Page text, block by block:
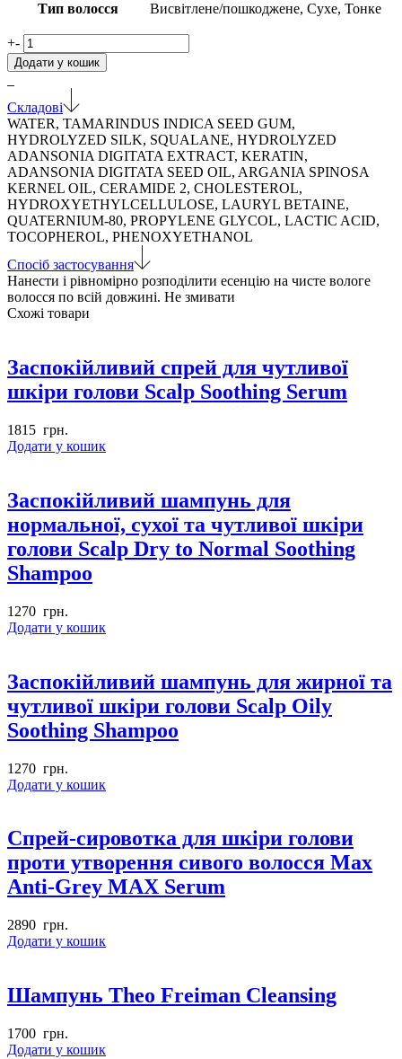
Тип волосся Висвітлене/пошкоджене, Сухе, Тонке
+- Відновлююча
есенція
для
тонкого,
пошкодженого
волосся
Restorative
Blowout
Primer
Fine
Hair
кількість
Додати у кошик
Складові
WATER, TAMARINDUS INDICA SEED GUM,
HYDROLYZED SILK, SQUALANE, HYDROLYZED
ADANSONIA DIGITATA EXTRACT, KERATIN,
ADANSONIA DIGITATA SEED OIL, ARGANIA SPINOSA
KERNEL OIL, CERAMIDE 2, CHOLESTEROL,
HYDROXYETHYLCELLULOSE, LAURYL BETAINE,
QUATERNIUM-80, PROPYLENE GLYCOL, LACTIC ACID,
TOCOPHEROL, PHENOXYETHANOL
Спосіб застосування
Нанести і рівномірно розподілити есенцію на чисте вологе
волосся по всій довжині. Не змивати
Схожі товари
Заспокійливий спрей для чутливої
шкіри голови Scalp Soothing Serum
1815 грн.
Додати у кошик
Заспокійливий шампунь для
нормальної, сухої та чутливої шкіри
голови Scalp Dry to Normal Soothing
Shampoo
1270 грн.
Додати у кошик
Заспокійливий шампунь для жирної та
чутливої шкіри голови Scalp Oily
Soothing Shampoo
1270 грн.
Додати у кошик
Спрей-сировотка для шкіри голови
проти утворення сивого волосся Max
Anti-Grey MAX Serum
2890 грн.
Додати у кошик
Шампунь Theo Freiman Cleansing
1700 грн.
Додати у кошик